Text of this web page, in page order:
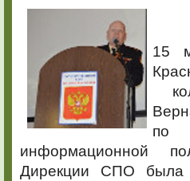
15
по
информационной
Дирекции СПО была